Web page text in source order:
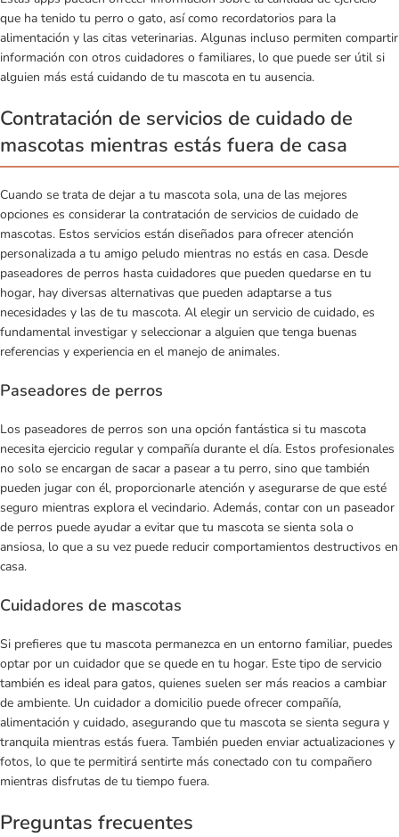
que ha tenido tu perro o gato, así como recordatorios para la
alimentación y las citas veterinarias. Algunas incluso permiten compartir
información con otros cuidadores o familiares, lo que puede ser útil si
alguien más está cuidando de tu mascota en tu ausencia.
Contratación de servicios de cuidado de
mascotas mientras estás fuera de casa
Cuando se trata de dejar a tu mascota sola, una de las mejores
opciones es considerar la contratación de servicios de cuidado de
mascotas. Estos servicios están diseñados para ofrecer atención
personalizada a tu amigo peludo mientras no estás en casa. Desde
paseadores de perros hasta cuidadores que pueden quedarse en tu
hogar, hay diversas alternativas que pueden adaptarse a tus
necesidades y las de tu mascota. Al elegir un servicio de cuidado, es
fundamental investigar y seleccionar a alguien que tenga buenas
referencias y experiencia en el manejo de animales.
Paseadores de perros
Los paseadores de perros son una opción fantástica si tu mascota
necesita ejercicio regular y compañía durante el día. Estos profesionales
no solo se encargan de sacar a pasear a tu perro, sino que también
pueden jugar con él, proporcionarle atención y asegurarse de que esté
seguro mientras explora el vecindario. Además, contar con un paseador
de perros puede ayudar a evitar que tu mascota se sienta sola o
ansiosa, lo que a su vez puede reducir comportamientos destructivos en
casa.
Cuidadores de mascotas
Si prefieres que tu mascota permanezca en un entorno familiar, puedes
optar por un cuidador que se quede en tu hogar. Este tipo de servicio
también es ideal para gatos, quienes suelen ser más reacios a cambiar
de ambiente. Un cuidador a domicilio puede ofrecer compañía,
alimentación y cuidado, asegurando que tu mascota se sienta segura y
tranquila mientras estás fuera. También pueden enviar actualizaciones y
fotos, lo que te permitirá sentirte más conectado con tu compañero
mientras disfrutas de tu tiempo fuera.
Preguntas frecuentes